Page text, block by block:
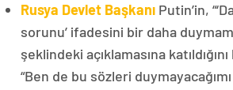
Rusya Devlet Başkanı Putin’in,
sorunu’ ifadesini bir daha
şeklindeki açıklamasına
“Ben de bu sözleri